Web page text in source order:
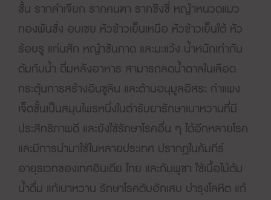
ชั้น รากลำเจียก รากคนฑา รากชิงชี่ หญ้าหนวดแมว
ทองพันชั่ง อบเชย หัวข้าวเย็นเหนือ หัวข้าวเย็นใต้ หัว
ร้อยรู แก่นสัก หญ้าชันกาด และมะแว้ง น้ำหนักเท่ากัน
ต้มกับน้ำ ดื่มหลังอาหาร สามารถลดน้ำตาลในเลือด
กระตุ้นการสร้างอินซูลิน และต้านอนุมูลอิสระ กำแพง
เจ็ดชั้นเป็นสมุนไพรหนึ่งในตำรับยารักษาเบาหวานที่มี
ประสิทธิภาพดี และยังใช้รักษาโรคอื่น ๆ ได้อีกหลายโรค
และมีการนำมาใช้ในหลายประเทศ ปรากฎในคัมภีร์
อายุรเวทของเทศอินเดีย ไทย และกัมพูชา ใช้เนื้อไม้ต้ม
น้ำดื่ม แก้เบาหวาน รักษาโรคตับอักเสบ บำรุงโลหิต แก้